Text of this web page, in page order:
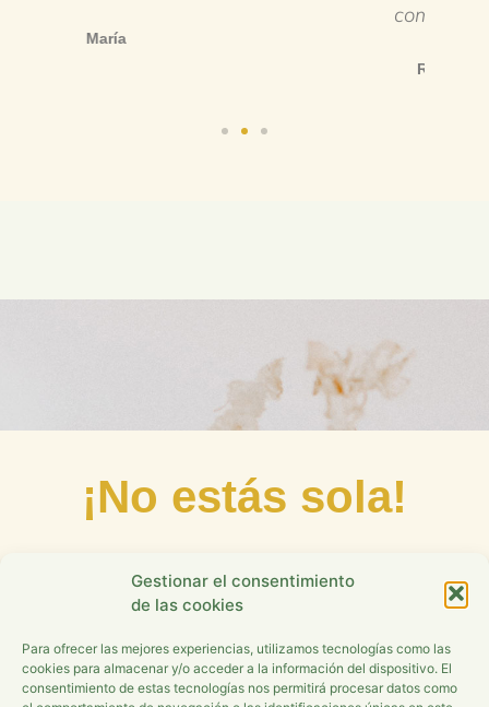
Gestionar el consentimiento
de las cookies
Para ofrecer las mejores experiencias, utilizamos tecnologías como las
cookies para almacenar y/o acceder a la información del dispositivo. El
consentimiento de estas tecnologías nos permitirá procesar datos como
¡No estás sola!
Puedo acompañarte a entender qué le
pasa a tu cuerpo y a poner orden de